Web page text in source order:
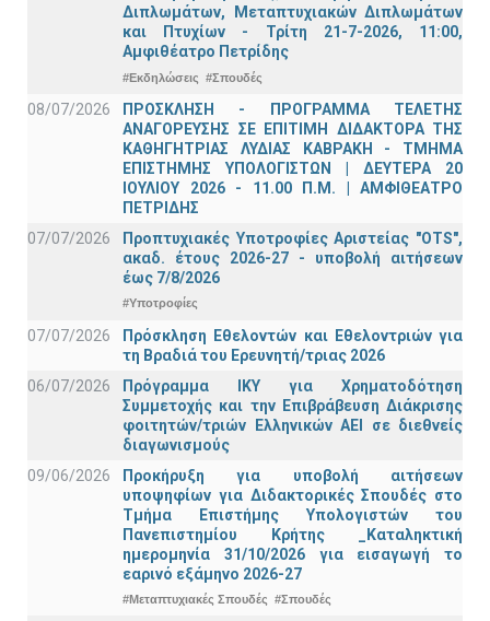
Διπλωμάτων, Μεταπτυχιακών Διπλωμάτων
και Πτυχίων - Τρίτη 21-7-2026, 11:00,
Αμφιθέατρο Πετρίδης
#Εκδηλώσεις #Σπουδές
08/07/2026
ΠΡΟΣΚΛΗΣΗ - ΠΡΟΓΡΑΜΜΑ ΤΕΛΕΤΗΣ
ΑΝΑΓΟΡΕΥΣΗΣ ΣΕ ΕΠΙΤΙΜΗ ΔΙΔΑΚΤΟΡΑ ΤΗΣ
ΚΑΘΗΓΗΤΡΙΑΣ ΛΥΔΙΑΣ ΚΑΒΡΑΚΗ - ΤΜΗΜΑ
ΕΠΙΣΤΗΜΗΣ ΥΠΟΛΟΓΙΣΤΩΝ | ΔΕΥΤΕΡΑ 20
ΙΟΥΛΙΟΥ 2026 - 11.00 Π.Μ. | ΑΜΦΙΘΕΑΤΡΟ
ΠΕΤΡΙΔΗΣ
07/07/2026
Προπτυχιακές Υποτροφίες Αριστείας "OTS",
ακαδ. έτους 2026-27 - υποβολή αιτήσεων
έως 7/8/2026
#Υποτροφίες
07/07/2026
Πρόσκληση Εθελοντών και Εθελοντριών για
τη Βραδιά του Ερευνητή/τριας 2026
06/07/2026
Πρόγραμμα ΙΚΥ για Χρηματοδότηση
Συμμετοχής και την Επιβράβευση Διάκρισης
φοιτητών/τριών Ελληνικών ΑΕΙ σε διεθνείς
διαγωνισμούς
09/06/2026
Προκήρυξη για υποβολή αιτήσεων
υποψηφίων για Διδακτορικές Σπουδές στο
Τμήμα Eπιστήμης Υπολογιστών του
Πανεπιστημίου Κρήτης _Καταληκτική
ημερομηνία 31/10/2026 για εισαγωγή το
εαρινό εξάμηνο 2026-27
#Μεταπτυχιακές Σπουδές #Σπουδές